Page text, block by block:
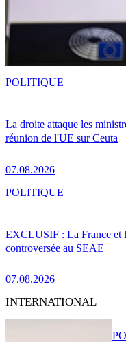
La droite attaque les
réunion de l'UE sur Ceuta
07.08.2026
POLITIQUE
EXCLUSIF : La France et
controversée au SEAE
07.08.2026
POLITIQUE
INTERNATIONAL